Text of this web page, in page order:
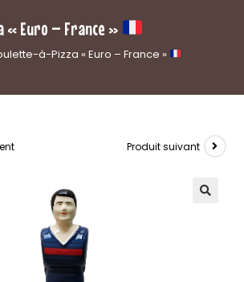
« Euro – France »
à-Pizza « Euro – France »
Produit suivant